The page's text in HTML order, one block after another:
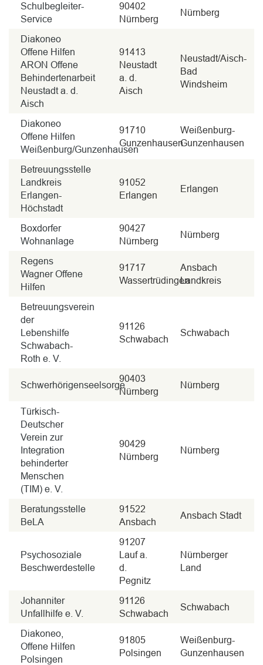
Schulbegleiter-
Service
90402
Nürnberg
Nürnberg
Diakoneo
Offene Hilfen
ARON Offene
Behindertenarbeit
Neustadt a. d.
Aisch
91413
Neustadt
a. d.
Aisch
Neustadt/Aisch-
Bad
Windsheim
Diakoneo
Offene Hilfen
Weißenburg/Gunzenhausen
91710
Gunzenhausen
Weißenburg-
Gunzenhausen
Betreuungsstelle
Landkreis
Erlangen-
Höchstadt
91052
Erlangen
Erlangen
Boxdorfer
Wohnanlage
90427
Nürnberg
Nürnberg
Regens
Wagner Offene
Hilfen
91717
Wassertrüdingen
Ansbach
Landkreis
Betreuungsverein
der
Lebenshilfe
Schwabach-
Roth e. V.
91126
Schwabach
Schwabach
Schwerhörigenseelsorge
90403
Nürnberg
Nürnberg
Türkisch-
Deutscher
Verein zur
Integration
behinderter
Menschen
(TIM) e. V.
90429
Nürnberg
Nürnberg
Beratungsstelle
BeLA
91522
Ansbach
Ansbach Stadt
Psychosoziale
Beschwerdestelle
91207
Lauf a.
d.
Pegnitz
Nürnberger
Land
Johanniter
Unfallhilfe e. V.
91126
Schwabach
Schwabach
Diakoneo,
Offene Hilfen
Polsingen
91805
Polsingen
Weißenburg-
Gunzenhausen